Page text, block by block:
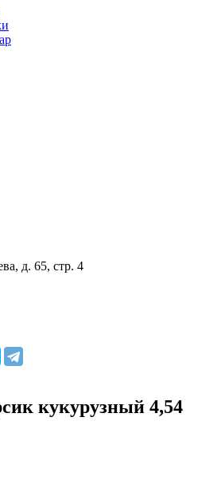
д. 65, стр. 4
кукурузный 4,54